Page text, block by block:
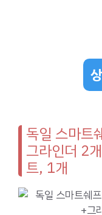
독일 스마트
그라인더 2
트, 1개